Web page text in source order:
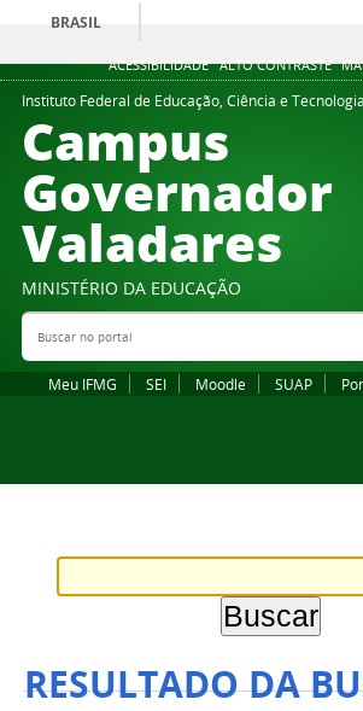
ACESSIBILIDADE ALTO CONTRASTE
BRASIL
Instituto Federal de Educação, Ciência e
Campus
Governador
Valadares
MINISTÉRIO DA EDUCAÇÃO
Buscar no portal
Meu IFMG SEI Moodle SUAP
RESULTADO DA